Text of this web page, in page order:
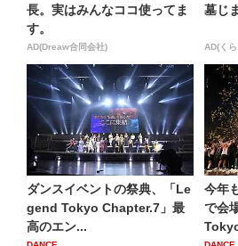
長。実はみんなココ使ってま
す。
AD(Dreaw合同会社)
墓じ
AD(く
ダンスイベントの祭典、「Le
gend Tokyo Chapter.7」最
高のエン...
今年
で会